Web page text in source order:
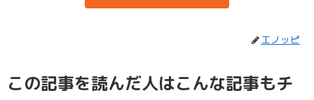
エノッピ
この記事を読んだ人はこんな記事もチ